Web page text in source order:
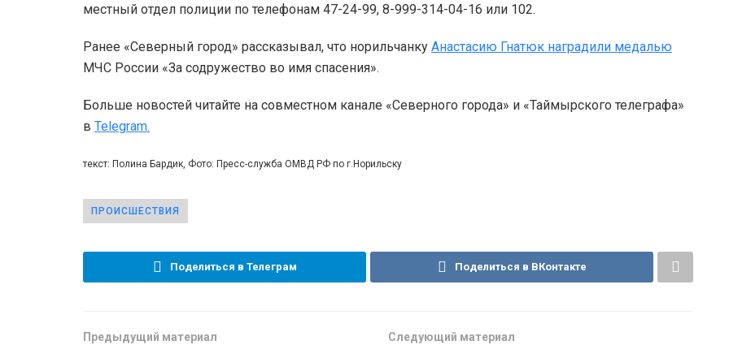
местный отдел полиции по телефонам 47-24-99, 8-999-314-04-16 или 102.
Ранее «Северный город» рассказывал, что норильчанку Анастасию Гнатюк наградили медалью
МЧС России «За содружество во имя спасения».
Больше новостей читайте на совместном канале «Северного города» и «Таймырского телеграфа»
в Telegram.
текст: Полина Бардик, Фото: Пресс-служба ОМВД РФ по г.Норильску
ПРОИСШЕСТВИЯ
Поделиться в Телеграм Поделиться в ВКонтакте
Предыдущий материал Следующий материал